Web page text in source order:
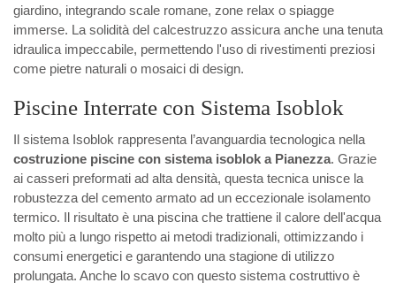
giardino, integrando scale romane, zone relax o spiagge
immerse. La solidità del calcestruzzo assicura anche una tenuta
idraulica impeccabile, permettendo l'uso di rivestimenti preziosi
come pietre naturali o mosaici di design.
Piscine Interrate con Sistema Isoblok
Il sistema Isoblok rappresenta l’avanguardia tecnologica nella
costruzione piscine con sistema isoblok a Pianezza. Grazie
ai casseri preformati ad alta densità, questa tecnica unisce la
robustezza del cemento armato ad un eccezionale isolamento
termico. Il risultato è una piscina che trattiene il calore dell'acqua
molto più a lungo rispetto ai metodi tradizionali, ottimizzando i
consumi energetici e garantendo una stagione di utilizzo
prolungata. Anche lo scavo con questo sistema costruttivo è